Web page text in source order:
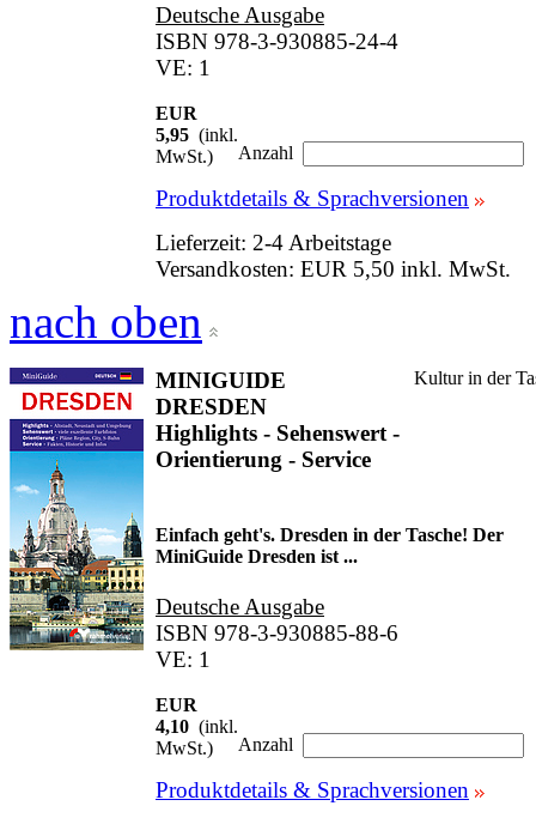
Deutsche Ausgabe
ISBN 978-3-930885-24-4
VE: 1
EUR
5,95 (inkl.
MwSt.)
Anzahl
Produktdetails & Sprachversionen
Lieferzeit: 2-4 Arbeitstage
Versandkosten: EUR 5,50 inkl. MwSt.
nach oben
MINIGUIDE
DRESDEN
Highlights - Sehenswert -
Orientierung - Service
Kultur in der
Einfach geht's. Dresden in der Tasche! Der
MiniGuide Dresden ist ...
Deutsche Ausgabe
ISBN 978-3-930885-88-6
VE: 1
EUR
4,10 (inkl.
MwSt.)
Anzahl
Produktdetails & Sprachversionen